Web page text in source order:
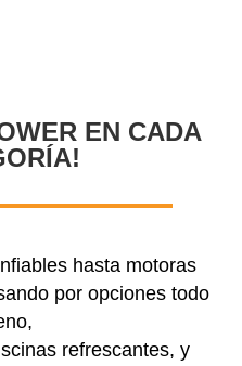
EN CADA
hasta motoras
por opciones todo
refrescantes, y